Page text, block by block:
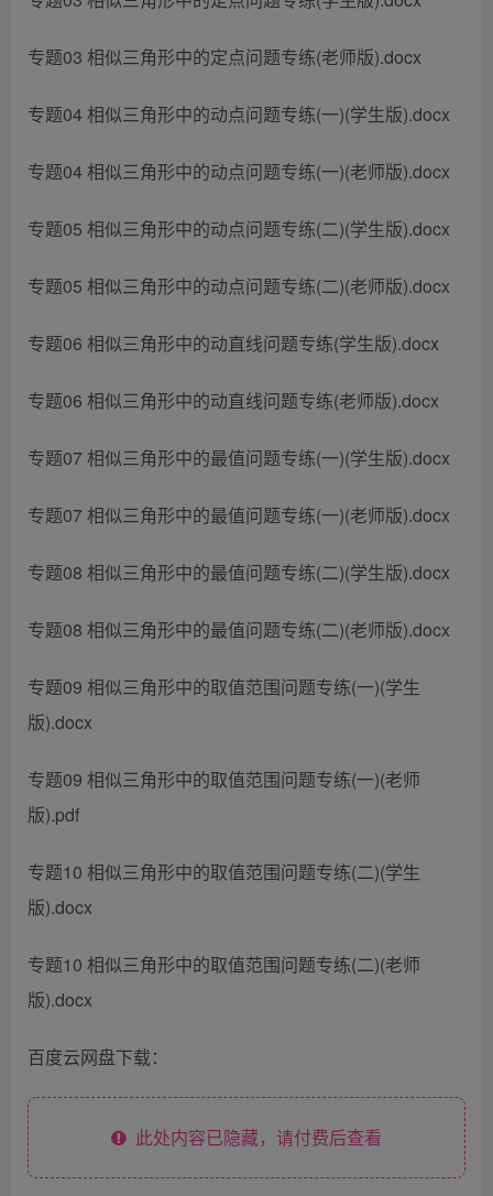
专题03 相似三角形中的定点问题专练(老师版).docx
专题04 相似三角形中的动点问题专练(一)(学生版).docx
专题04 相似三角形中的动点问题专练(一)(老师版).docx
专题05 相似三角形中的动点问题专练(二)(学生版).docx
专题05 相似三角形中的动点问题专练(二)(老师版).docx
专题06 相似三角形中的动直线问题专练(学生版).docx
专题06 相似三角形中的动直线问题专练(老师版).docx
专题07 相似三角形中的最值问题专练(一)(学生版).docx
专题07 相似三角形中的最值问题专练(一)(老师版).docx
专题08 相似三角形中的最值问题专练(二)(学生版).docx
专题08 相似三角形中的最值问题专练(二)(老师版).docx
专题09 相似三角形中的取值范围问题专练(一)(学生
版).docx
专题09 相似三角形中的取值范围问题专练(一)(老师
版).pdf
专题10 相似三角形中的取值范围问题专练(二)(学生
版).docx
专题10 相似三角形中的取值范围问题专练(二)(老师
版).docx
百度云网盘下载：
此处内容已隐藏，请付费后查看